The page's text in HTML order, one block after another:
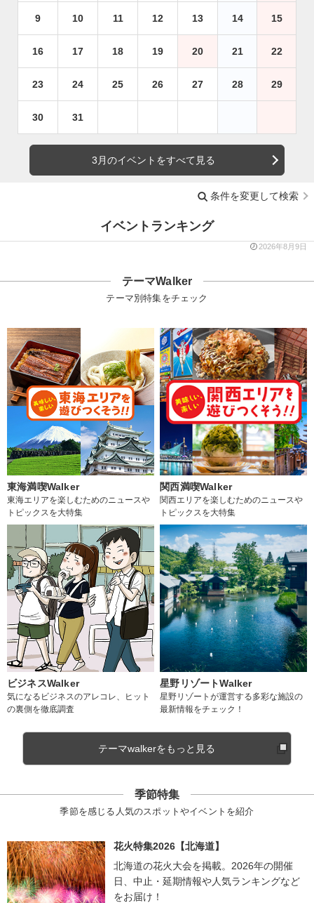
9 10 11 12 13 14 15
16 17 18 19 20 21 22
23 24 25 26 27 28 29
30 31
3月のイベントをすべて見る
条件を変更して検索
イベントランキング
2026年8月9日
テーマWalker
テーマ別特集をチェック
東海満喫Walker
東海エリアを楽しむためのニュースや
トピックスを大特集
関西満喫Walker
関西エリアを楽しむためのニュースや
トピックスを大特集
ビジネスWalker
気になるビジネスのアレコレ、ヒット
の裏側を徹底調査
星野リゾートWalker
星野リゾートが運営する多彩な施設の
最新情報をチェック！
テーマwalkerをもっと見る
季節特集
季節を感じる人気のスポットやイベントを紹介
花火特集2026【北海道】
北海道の花火大会を掲載。2026年の開催
日、中止・延期情報や人気ランキングなど
をお届け！